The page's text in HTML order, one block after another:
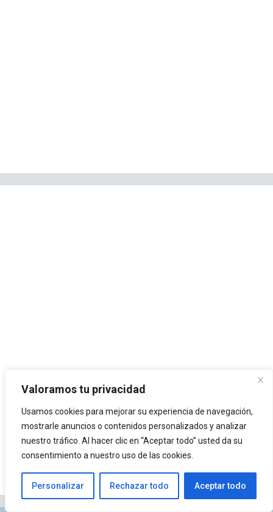
Valoramos tu privacidad
Usamos cookies para mejorar su experiencia de navegación,
mostrarle anuncios o contenidos personalizados y analizar
nuestro tráfico. Al hacer clic en “Aceptar todo” usted da su
consentimiento a nuestro uso de las cookies.
Personalizar Rechazar todo Aceptar todo